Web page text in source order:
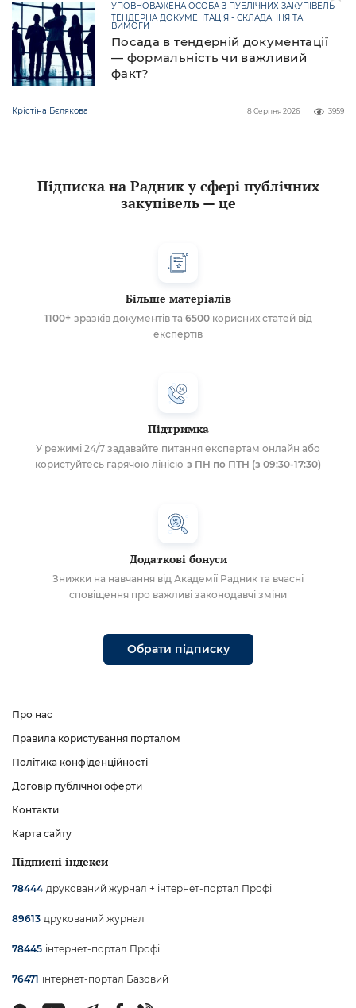
Посада в тендерній документації
— формальність чи важливий
факт?
УПОВНОВАЖЕНА ОСОБА З ПУБЛІЧНИХ ЗАКУПІВЕЛЬ
ТЕНДЕРНА ДОКУМЕНТАЦІЯ - СКЛАДАННЯ ТА
ВИМОГИ
Крістіна Бєлякова 3959
8 Серпня 2026
Підписка на Радник у сфері публічних
закупівель — це
Більше матеріалів
1100+ зразків документів та 6500корисних статей від
експертів
Підтримка
У режимі 24/7 задавайте питання експертам онлайн або
користуйтесь гарячою лінією з ПН по ПТН (з 09:30-17:30)
Додаткові бонуси
Знижки на навчання від Академії Радник та вчасні
сповіщення про важливі законодавчі зміни
Обрати підписку
Про нас
Правила користування порталом
Політика конфіденційності
Договір публічної оферти
Контакти
Карта сайту
Підписні індекси
78444 друкований журнал + інтернет-портал Профі
89613 друкований журнал
78445 інтернет-портал Профі
76471 інтернет-портал Базовий